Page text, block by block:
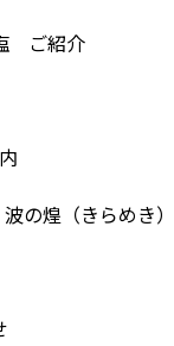
ご紹介
煌（きらめき